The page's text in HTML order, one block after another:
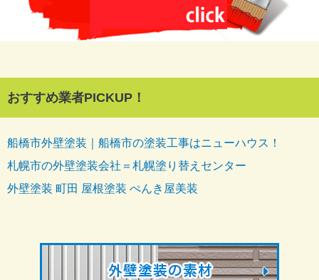
おすすめ業者PICKUP！
船橋市外壁塗装｜船橋市の塗装工事はニューハウス！
札幌市の外壁塗装会社＝札幌塗り替えセンター
外壁塗装 町田 屋根塗装 ぺんき屋美装